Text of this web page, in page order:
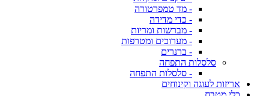
- מד טמפרטורה
- כדי מדידה
- מברשות ומריות
- מערוכים ומטרפות
- ברנרים
סלסלות התפחה
- סלסלות התפחה
אריזות לעוגה וקינוחים